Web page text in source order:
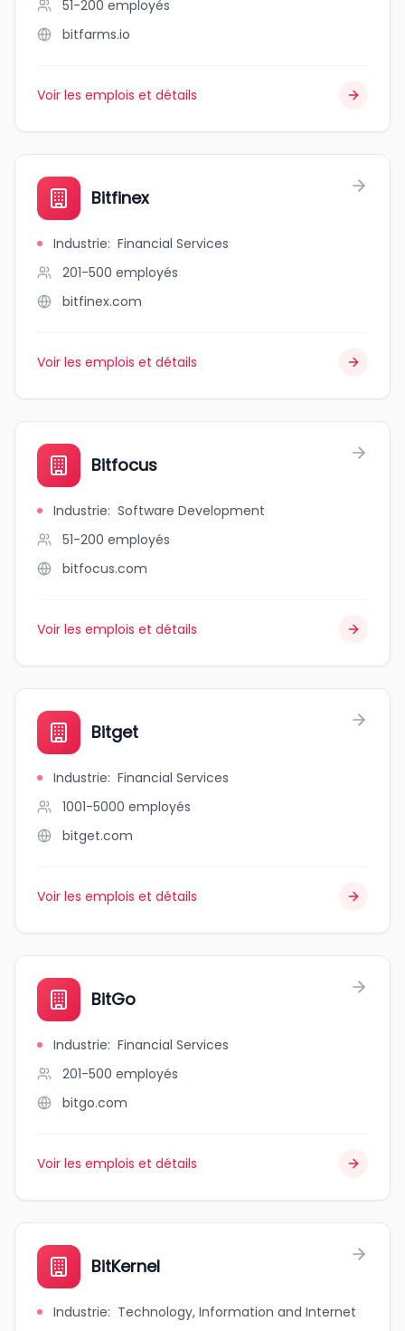
51-200 employés
bitfarms.io
Voir les emplois et détails
Bitfinex
Industrie: Financial Services
201-500 employés
bitfinex.com
Voir les emplois et détails
Bitfocus
Industrie: Software Development
51-200 employés
bitfocus.com
Voir les emplois et détails
Bitget
Industrie: Financial Services
1001-5000 employés
bitget.com
Voir les emplois et détails
BitGo
Industrie: Financial Services
201-500 employés
bitgo.com
Voir les emplois et détails
BitKernel
Industrie: Technology, Information and Internet